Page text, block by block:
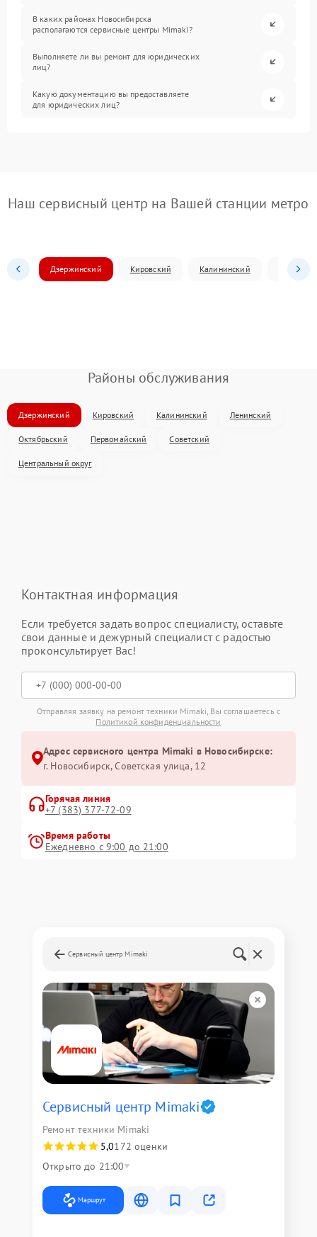
В каких районах Новосибирска
располагаются сервисные центры Mimaki?
Выполняете ли вы ремонт для юридических
лиц?
Какую документацию вы предоставляете
для юридических лиц?
Наш сервисный центр на Вашей станции метро
Дзержинский Кировский Калининский
Районы обслуживания
Дзержинский Кировский Калининский Ленинский
Октябрьский Первомайский Советский
Центральный округ
Контактная информация
Если требуется задать вопрос специалисту, оставьте
свои данные и дежурный специалист с радостью
проконсультирует Вас!
Отправляя заявку на ремонт техники Mimaki, Вы соглашаетесь с
Политикой конфиденциальности
Адрес сервисного центра Mimaki в Новосибирске:
г. Новосибирск, Советская улица, 12
Горячая линия
+7 (383) 377-72-09
Время работы
Ежедневно с 9:00 до 21:00
Сервисный центр Mimaki
Сервисный центр Mimaki
Ремонт техники Mimaki
5,0172 оценки
Открыто до 21:00
Маршрут